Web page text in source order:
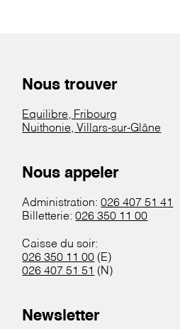
Nous trouver
Equilibre, Fribourg
Nuithonie, Villars-sur-Glâne
Nous appeler
Administration:026 407 51 41
Billetterie:026 350 11 00
Caisse du soir:
026 350 11 00 (E)
026 407 51 51 (N)
Newsletter